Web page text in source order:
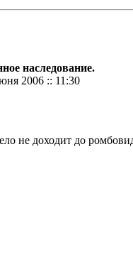
наследование.
2006 :: 11:30
не доходит до